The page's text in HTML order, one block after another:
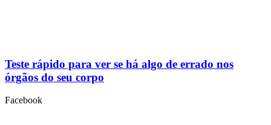
Teste rápido para ver se há algo de errado nos
órgãos do seu corpo
Facebook